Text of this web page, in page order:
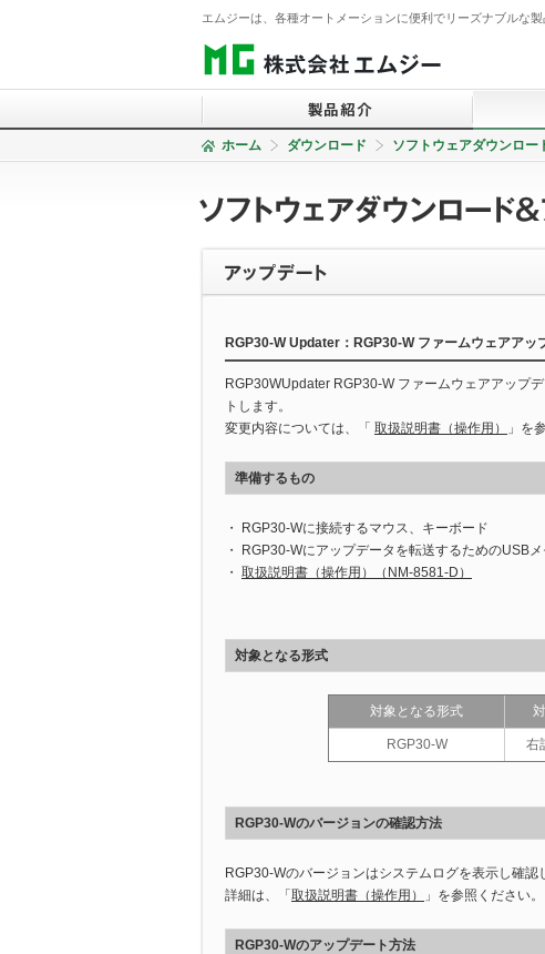
エムジーは、各種オートメーションに便利でリーズナブルな
2線式信号変換器
警報設定器
コントローラ
リモートI/O
温調計
チャートレス記録計
PCレコーダ
仕
英
ホーム ダウンロード ソフトウェアダウンロー
RGP30-W Updater：RGP30-W ファームウェアアッ
RGP30WUpdater RGP30-W ファームウェアアップ
トします。
変更内容については、「 取扱説明書（操作用） 」を
準備するもの
・ RGP30-Wに接続するマウス、キーボード
・ RGP30-Wにアップデータを転送するためのUSB
・ 取扱説明書（操作用）（NM-8581-D）
対象となる形式
対象となる形式
RGP30-W 右
RGP30-Wのバージョンの確認方法
RGP30-Wのバージョンはシステムログを表示し確認
詳細は、「 取扱説明書（操作用） 」を参照ください。
RGP30-Wのアップデート方法